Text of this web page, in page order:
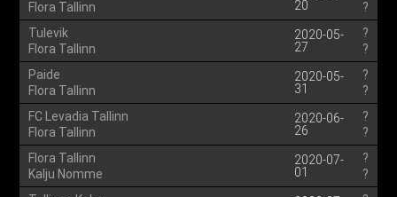
Flora Tallinn
20
?
Tulevik
Flora Tallinn
2020-05-
27
?
?
Paide
Flora Tallinn
2020-05-
31
?
?
FC Levadia Tallinn
Flora Tallinn
2020-06-
26
?
?
Flora Tallinn
Kalju Nomme
2020-07-
01
?
?